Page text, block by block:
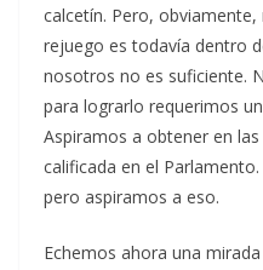
calcetín. Pero,
rejuego es todavía dentro
nosotros no es suficiente.
para lograrlo requerimos
Aspiramos a obtener en
calificada en el
pero aspiramos a eso.
Echemos ahora una